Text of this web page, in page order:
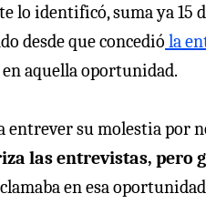
identificó, suma ya 15
desde que concedió la
en aquella oportunidad.
su molestia por
las entrevistas, pero
en esa